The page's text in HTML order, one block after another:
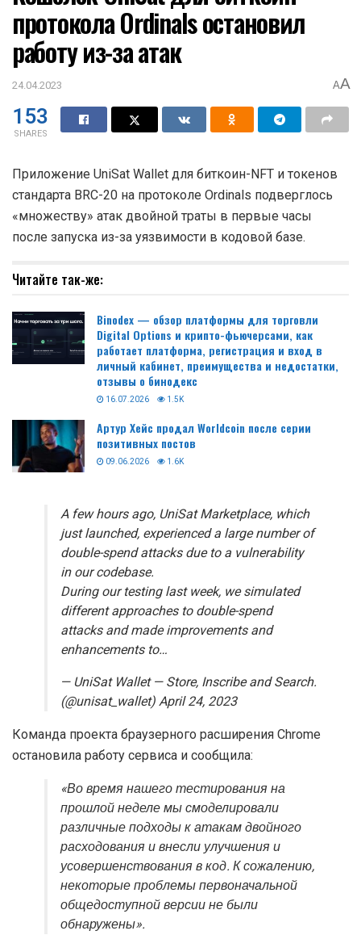
протокола Ordinals остановил
работу из-за атак
24.04.2023 AA
153
SHARES
Приложение UniSat Wallet для биткоин-NFT и токенов
стандарта BRC-20 на протоколе Ordinals подверглось
«множеству» атак двойной траты в первые часы
после запуска из-за уязвимости в кодовой базе.
Читайте так-же:
Binodex — обзор платформы для торговли
Digital Options и крипто-фьючерсами, как
работает платформа, регистрация и вход в
личный кабинет, преимущества и недостатки,
отзывы о бинодекс
16.07.2026 1.5K
Артур Хейс продал Worldcoin после серии
позитивных постов
09.06.2026 1.6K
A few hours ago, UniSat Marketplace, which
just launched, experienced a large number of
double-spend attacks due to a vulnerability
in our codebase.
During our testing last week, we simulated
different approaches to double-spend
attacks and made improvements and
enhancements to…
— UniSat Wallet — Store, Inscribe and Search.
(@unisat_wallet) April 24, 2023
Команда проекта браузерного расширения Chrome
остановила работу сервиса и сообщила:
«Во время нашего тестирования на
прошлой неделе мы смоделировали
различные подходы к атакам двойного
расходования и внесли улучшения и
усовершенствования в код. К сожалению,
некоторые проблемы первоначальной
общедоступной версии не были
обнаружены».